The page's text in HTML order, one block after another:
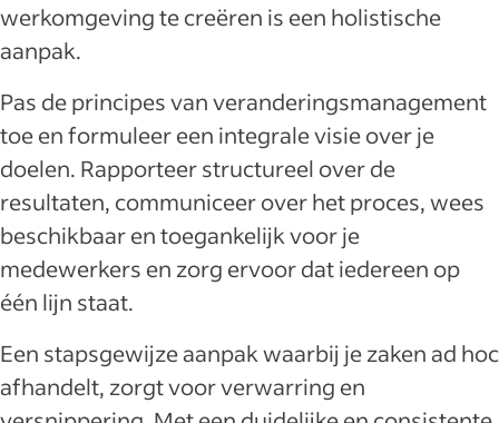
werkomgeving te creëren is een holistische
aanpak.
Pas de principes van veranderingsmanagement
toe en formuleer een integrale visie over je
doelen. Rapporteer structureel over de
resultaten, communiceer over het proces, wees
beschikbaar en toegankelijk voor je
medewerkers en zorg ervoor dat iedereen op
één lijn staat.
Een stapsgewijze aanpak waarbij je zaken ad hoc
afhandelt, zorgt voor verwarring en